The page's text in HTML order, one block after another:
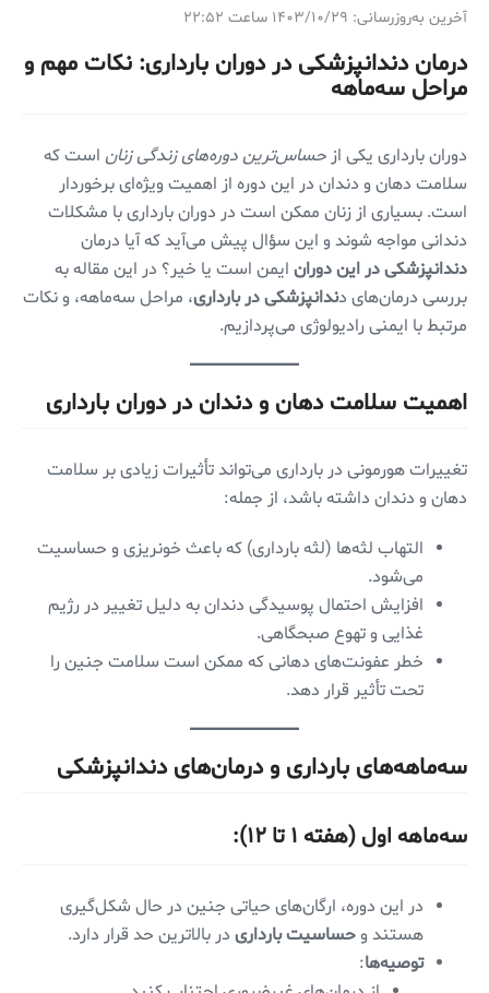
آخرین به‌روزرسانی: ۱۴۰۳/۱۰/۲۹ ساعت ۲۲:۵۲
درمان دندانپزشکی در دوران بارداری: نکات مهم و
مراحل سه‌ماهه
دوران بارداری یکی از حساس‌ترین دوره‌های زندگی زنان است که
سلامت دهان و دندان در این دوره از اهمیت ویژه‌ای برخوردار
است. بسیاری از زنان ممکن است در دوران بارداری با مشکلات
دندانی مواجه شوند و این سؤال پیش می‌آید که آیا درمان
دندانپزشکی در این دوران ایمن است یا خیر؟ در این مقاله به
بررسی درمان‌های دندانپزشکی در بارداری، مراحل سه‌ماهه، و نکات
مرتبط با ایمنی رادیولوژی می‌پردازیم.
اهمیت سلامت دهان و دندان در دوران بارداری
تغییرات هورمونی در بارداری می‌تواند تأثیرات زیادی بر سلامت
دهان و دندان داشته باشد، از جمله:
التهاب لثه‌ها (لثه‌ بارداری) که باعث خونریزی و حساسیت
می‌شود.
افزایش احتمال پوسیدگی دندان به دلیل تغییر در رژیم
غذایی و تهوع صبحگاهی.
خطر عفونت‌های دهانی که ممکن است سلامت جنین را
تحت تأثیر قرار دهد.
سه‌ماهه‌های بارداری و درمان‌های دندانپزشکی
سه‌ماهه اول (هفته ۱ تا ۱۲) :
در این دوره، ارگان‌های حیاتی جنین در حال شکل‌گیری
هستند وحساسیت بارداری در بالاترین حد قرار دارد.
توصیه‌ها: